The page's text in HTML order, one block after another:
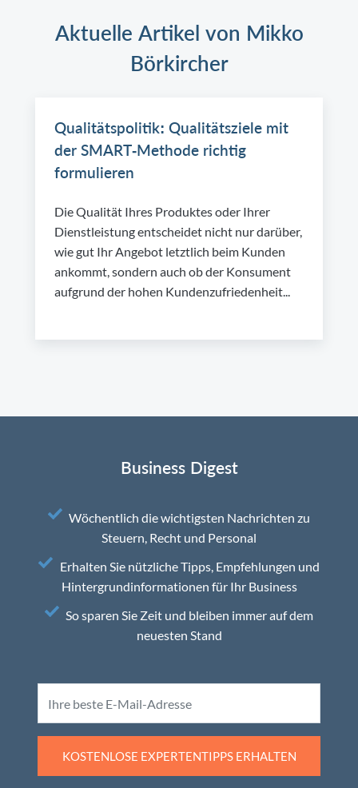
Aktuelle Artikel von Mikko
Börkircher
Qualitätspolitik: Qualitätsziele mit
der SMART-Methode richtig
formulieren
Die Qualität Ihres Produktes oder Ihrer
Dienstleistung entscheidet nicht nur darüber,
wie gut Ihr Angebot letztlich beim Kunden
ankommt, sondern auch ob der Konsument
aufgrund der hohen Kundenzufriedenheit...
Business Digest
Wöchentlich die wichtigsten Nachrichten zu
Steuern, Recht und Personal
Erhalten Sie nützliche Tipps, Empfehlungen und
Hintergrundinformationen für Ihr Business
So sparen Sie Zeit und bleiben immer auf dem
neuesten Stand
KOSTENLOSE EXPERTENTIPPS ERHALTEN